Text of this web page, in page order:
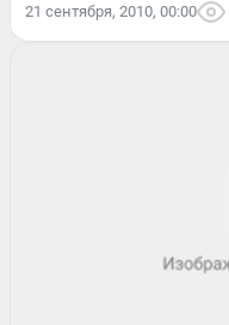
21 сентября, 2010, 00:00